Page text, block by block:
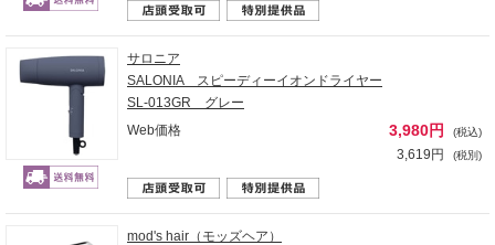
サロニア
SALONIA スピーディーイオンドライヤー
SL-013GR グレー
Web価格
3,980円 (税込)
3,619円 (税別)
mod's hair（モッズヘア）